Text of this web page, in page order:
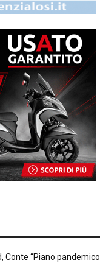
Conte “Piano pandemico